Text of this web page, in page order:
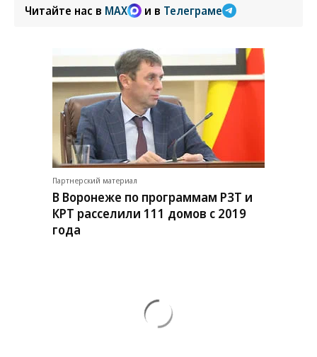
Читайте нас в MAX и в Телеграме
Партнерский материал
В Воронеже по программам РЗТ и
КРТ расселили 111 домов с 2019
года